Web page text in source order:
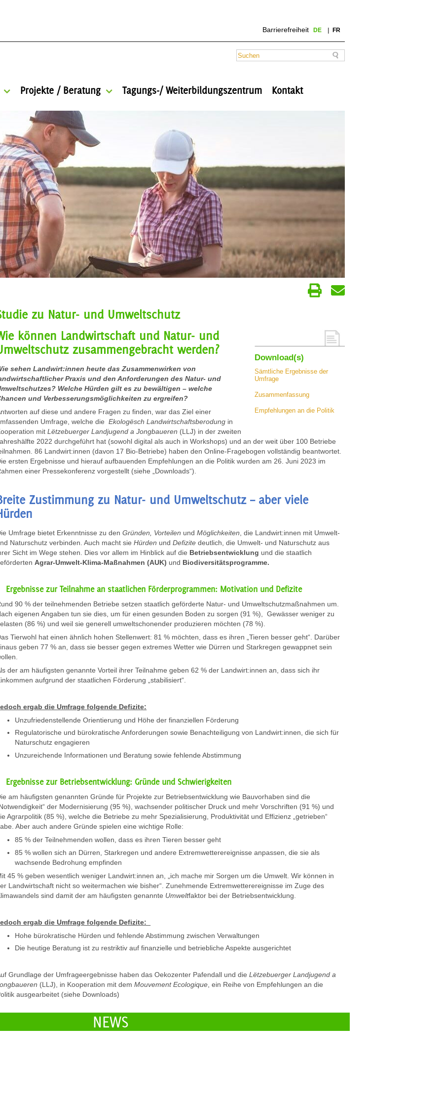
Barrierefreiheit DE FR
Projekte / Beratung Tagungs-/ Weiterbildungszentrum Kontakt
zu Natur- und Umweltschutz
Download(s)
Sämtliche Ergebnisse der
Umfrage
Zusammenfassung
Empfehlungen an die Politik
können Landwirtschaft und Natur- und
zusammengebracht werden?
sehen Landwirt:innen heute das Zusammenwirken von
Praxis und den Anforderungen des Natur- und
Welche Hürden gilt es zu bewältigen – welche
und Verbesserungsmöglichkeiten zu ergreifen?
auf diese und andere Fragen zu finden, war das Ziel einer
Umfrage, welche dieEkologësch Landwirtschaftsberodung in
mitLëtzebuerger Landjugend a Jongbaueren (LLJ) in der zweiten
2022 durchgeführt hat (sowohl digital als auch in Workshops) und an der weit über 100 Betriebe
86 Landwirt:innen (davon 17 Bio-Betriebe) haben den Online-Fragebogen vollständig beantwortet.
ersten Ergebnisse und hierauf aufbauenden Empfehlungen an die Politik wurden am 26. Juni 2023 im
einer Pressekonferenz vorgestellt (siehe „Downloads“).
Zustimmung zu Natur- und Umweltschutz – aber viele
Umfrage bietet Erkenntnisse zu denGründen, Vorteilen undMöglichkeiten , die Landwirt:innen mit Umwelt-
Naturschutz verbinden. Auch macht sieHürden undDefizite deutlich, die Umwelt- und Naturschutz aus
Sicht im Wege stehen. Dies vor allem im Hinblick auf die Betriebsentwicklung und die staatlich
Agrar-Umwelt-Klima-Maßnahmen (AUK) und Biodiversitätsprogramme.
Ergebnisse zur Teilnahme an staatlichen Förderprogrammen: Motivation und Defizite
90 % der teilnehmenden Betriebe setzen staatlich geförderte Natur- und Umweltschutzmaßnahmen um.
eigenen Angaben tun sie dies, um für einen gesunden Boden zu sorgen (91 %), Gewässer weniger zu
(86 %) und weil sie generell umweltschonender produzieren möchten (78 %).
Tierwohl hat einen ähnlich hohen Stellenwert: 81 % möchten, dass es ihren „Tieren besser geht“. Darüber
geben 77 % an, dass sie besser gegen extremes Wetter wie Dürren und Starkregen gewappnet sein
der am häufigsten genannte Vorteil ihrer Teilnahme geben 62 % der Landwirt:innen an, dass sich ihr
aufgrund der staatlichen Förderung „stabilisiert“.
ergab die Umfrage folgende Defizite:
Unzufriedenstellende Orientierung und Höhe der finanziellen Förderung
Regulatorische und bürokratische Anforderungen sowie Benachteiligung von Landwirt:innen, die sich für
Naturschutz engagieren
Unzureichende Informationen und Beratung sowie fehlende Abstimmung
Ergebnisse zur Betriebsentwicklung: Gründe und Schwierigkeiten
am häufigsten genannten Gründe für Projekte zur Betriebsentwicklung wie Bauvorhaben sind die
der Modernisierung (95 %), wachsender politischer Druck und mehr Vorschriften (91 %) und
Agrarpolitik (85 %), welche die Betriebe zu mehr Spezialisierung, Produktivität und Effizienz „getrieben“
Aber auch andere Gründe spielen eine wichtige Rolle:
85 % der Teilnehmenden wollen, dass es ihren Tieren besser geht
85 % wollen sich an Dürren, Starkregen und andere Extremwetterereignisse anpassen, die sie als
wachsende Bedrohung empfinden
45 % geben wesentlich weniger Landwirt:innen an, „ich mache mir Sorgen um die Umwelt. Wir können in
Landwirtschaft nicht so weitermachen wie bisher“. Zunehmende Extremwetterereignisse im Zuge des
sind damit der am häufigsten genannte Umweltfaktor bei der Betriebsentwicklung.
ergab die Umfrage folgende Defizite:
Hohe bürokratische Hürden und fehlende Abstimmung zwischen Verwaltungen
Die heutige Beratung ist zu restriktiv auf finanzielle und betriebliche Aspekte ausgerichtet
Grundlage der Umfrageergebnisse haben das Oekozenter Pafendall und dieLëtzebuerger Landjugend a
(LLJ), in Kooperation mit demMouvement Ecologique, ein Reihe von Empfehlungen an die
ausgearbeitet (siehe Downloads)
NEWS